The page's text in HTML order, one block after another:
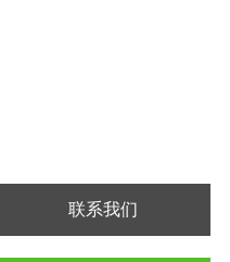
联系我们